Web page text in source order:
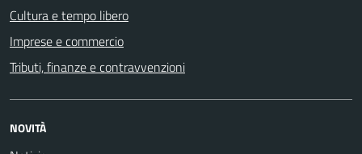
Cultura e tempo libero
Imprese e commercio
Tributi, finanze e contravvenzioni
NOVITÀ